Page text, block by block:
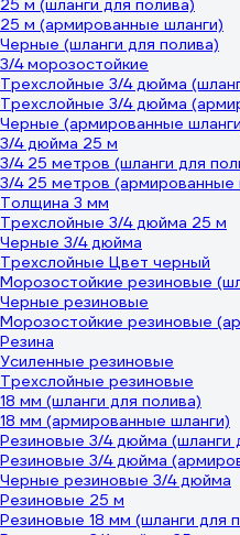
25 м (армированные шланги)
Черные (шланги для полива)
3/4 морозостойкие
Трехслойные 3/4 дюйма
Трехслойные 3/4 дюйма
Черные (армированные
3/4 дюйма 25 м
3/4 25 метров (шланги для
3/4 25 метров (армированные
Толщина 3 мм
Трехслойные 3/4 дюйма 25 м
Черные 3/4 дюйма
Трехслойные Цвет черный
Морозостойкие резиновые
Черные резиновые
Морозостойкие резиновые
Резина
Усиленные резиновые
Трехслойные резиновые
18 мм (шланги для полива)
18 мм (армированные шланги)
Резиновые 3/4 дюйма (шланги
Резиновые 3/4 дюйма
Черные резиновые 3/4 дюйма
Резиновые 25 м
Резиновые 18 мм (шланги для